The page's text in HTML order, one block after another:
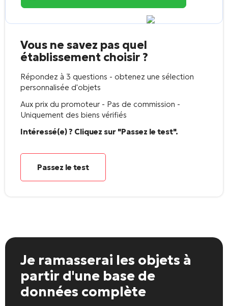
Vous ne savez pas quel
établissement choisir ?
Répondez à 3 questions - obtenez une sélection
personnalisée d'objets
Aux prix du promoteur - Pas de commission -
Uniquement des biens vérifiés
Intéressé(e) ? Cliquez sur "Passez le test".
Passez le test
Je ramasserai les objets à
partir d'une base de
données complète